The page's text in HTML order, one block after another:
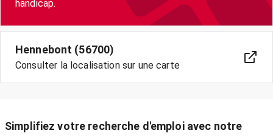
handicap.
Hennebont (56700)
Consulter la localisation sur une carte
Simplifiez votre recherche d'emploi avec notre